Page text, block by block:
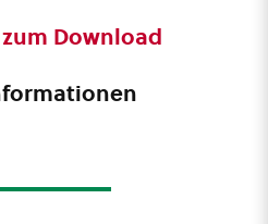
Download